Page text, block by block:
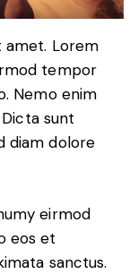
amet. Lorem
tempor
Nemo enim
sunt
diam dolore
eirmod
eos et
sanctus.